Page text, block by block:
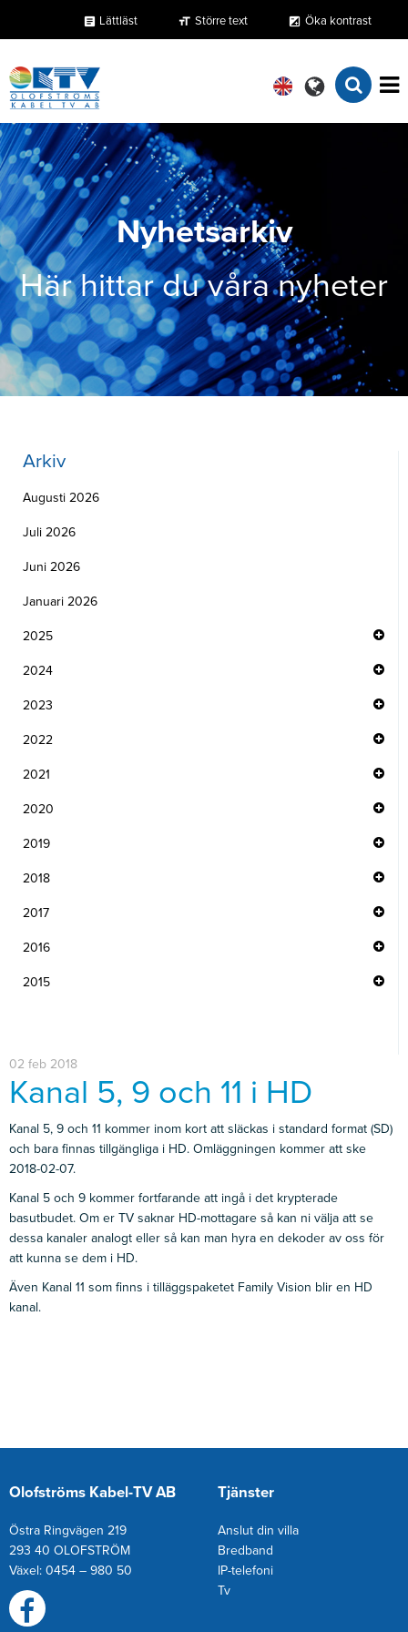
article Lättläst format_size Större text exposure Öka kontrast
Nyhetsarkiv
Här hittar du våra nyheter
Arkiv
Augusti 2026
Juli 2026
Juni 2026
Januari 2026
2025
2024
2023
2022
2021
2020
2019
2018
2017
2016
2015
02 feb 2018
Kanal 5, 9 och 11 i HD
Kanal 5, 9 och 11 kommer inom kort att släckas i standard format (SD)
och bara finnas tillgängliga i HD. Omläggningen kommer att ske
2018-02-07.
Kanal 5 och 9 kommer fortfarande att ingå i det krypterade
basutbudet. Om er TV saknar HD-mottagare så kan ni välja att se
dessa kanaler analogt eller så kan man hyra en dekoder av oss för
att kunna se dem i HD.
Även Kanal 11 som finns i tilläggspaketet Family Vision blir en HD
kanal.
Olofströms Kabel-TV AB
Östra Ringvägen 219
293 40 OLOFSTRÖM
Växel: 0454 – 980 50
Tjänster
Anslut din villa
Bredband
IP-telefoni
Tv